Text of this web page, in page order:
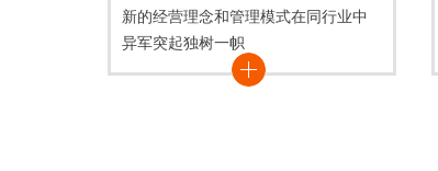
新的经营理念和管理模式在同行业中
异军突起独树一帜